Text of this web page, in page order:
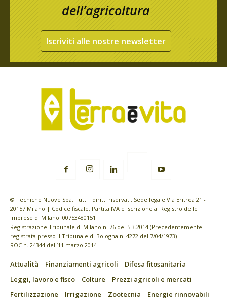
dell’agricoltura
Iscriviti alle nostre newsletter
© Tecniche Nuove Spa. Tutti i diritti riservati. Sede legale Via Eritrea 21 -
20157 Milano | Codice fiscale, Partita IVA e Iscrizione al Registro delle
imprese di Milano: 00753480151
Registrazione Tribunale di Milano n. 76 del 5.3.2014 (Precedentemente
registrata presso il Tribunale di Bologna n. 4272 del 7/04/1973)
ROC n. 24344 dell’11 marzo 2014
Attualità Finanziamenti agricoli
Difesa fitosanitaria
Leggi, lavoro e fisco
Colture
Prezzi agricoli e mercati
Fertilizzazione
Irrigazione Zootecnia
Energie rinnovabili